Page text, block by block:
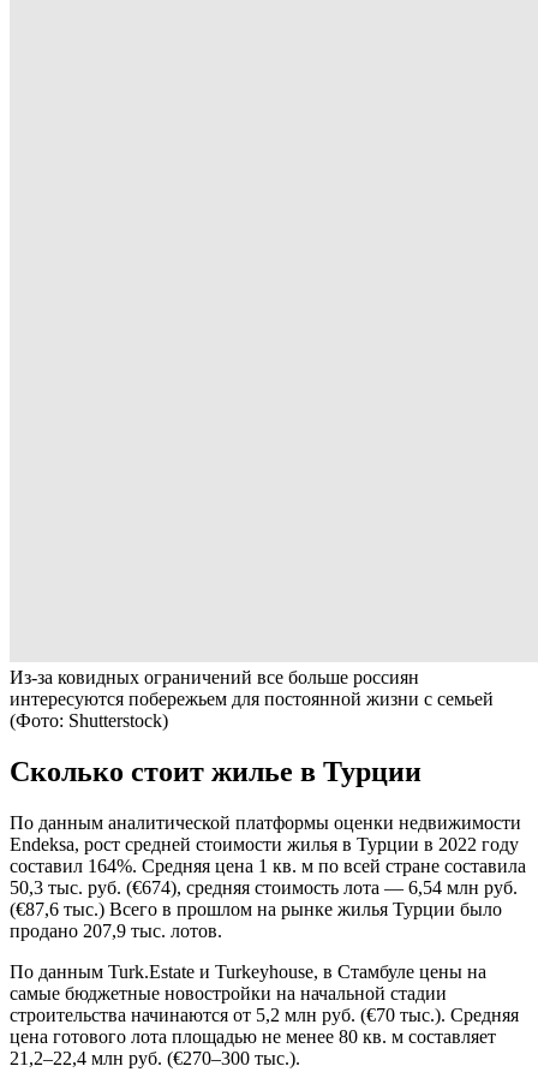
Из-за ковидных ограничений все больше россиян
интересуются побережьем для постоянной жизни с семьей
(Фото: Shutterstock)
Сколько стоит жилье в Турции
По данным аналитической платформы оценки недвижимости
Endeksa, рост средней стоимости жилья в Турции в 2022 году
составил 164%. Средняя цена 1 кв. м по всей стране составила
50,3 тыс. руб. (€674), средняя стоимость лота — 6,54 млн руб.
(€87,6 тыс.) Всего в прошлом на рынке жилья Турции было
продано 207,9 тыс. лотов.
По данным Turk.Estate и Turkeyhouse, в Стамбуле цены на
самые бюджетные новостройки на начальной стадии
строительства начинаются от 5,2 млн руб. (€70 тыс.). Средняя
цена готового лота площадью не менее 80 кв. м составляет
21,2–22,4 млн руб. (€270–300 тыс.).